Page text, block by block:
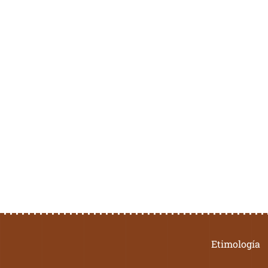
Etimología